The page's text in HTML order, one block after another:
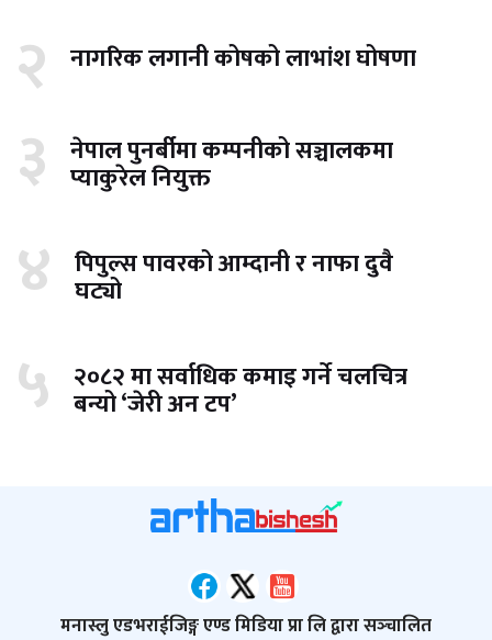
२ नागरिक लगानी कोषको लाभांश घोषणा
३ नेपाल पुनर्बीमा कम्पनीको सञ्चालकमा
प्याकुरेल नियुक्त
४ पिपुल्स पावरको आम्दानी र नाफा दुवै
घट्यो
५ २०८२ मा सर्वाधिक कमाइ गर्ने चलचित्र
बन्यो ‘जेरी अन टप’
मनास्लु एडभराईजिङ्ग एण्ड मिडिया प्रा लि द्वारा सञ्‍चालित